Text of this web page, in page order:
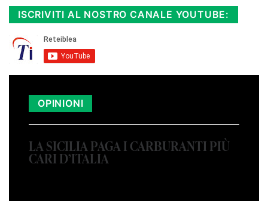
ISCRIVITI AL NOSTRO CANALE YOUTUBE:
OPINIONI
LA SICILIA PAGA I CARBURANTI PIÙ
CARI D’ITALIA